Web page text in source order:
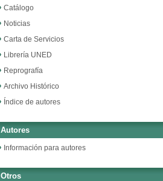
Catálogo
Noticias
Carta de Servicios
Librería UNED
Reprografía
Archivo Histórico
Índice de autores
Autores
Información para autores
Otros